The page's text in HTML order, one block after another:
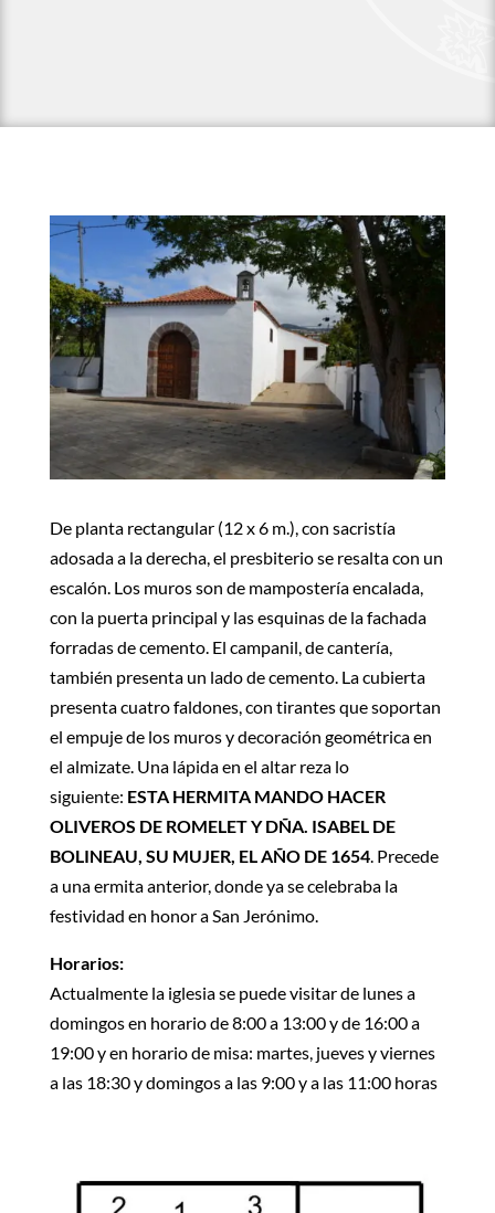
De planta rectangular (12 x 6 m.), con sacristía
adosada a la derecha, el presbiterio se resalta con un
escalón. Los muros son de mampostería encalada,
con la puerta principal y las esquinas de la fachada
forradas de cemento. El campanil, de cantería,
también presenta un lado de cemento. La cubierta
presenta cuatro faldones, con tirantes que soportan
el empuje de los muros y decoración geométrica en
el almizate. Una lápida en el altar reza lo
siguiente: ESTA HERMITA MANDO HACER
OLIVEROS DE ROMELET Y DÑA. ISABEL DE
BOLINEAU, SU MUJER, EL AÑO DE 1654. Precede
a una ermita anterior, donde ya se celebraba la
festividad en honor a San Jerónimo.
Horarios:
Actualmente la iglesia se puede visitar de lunes a
domingos en horario de 8:00 a 13:00 y de 16:00 a
19:00 y en horario de misa: martes, jueves y viernes
a las 18:30 y domingos a las 9:00 y a las 11:00 horas